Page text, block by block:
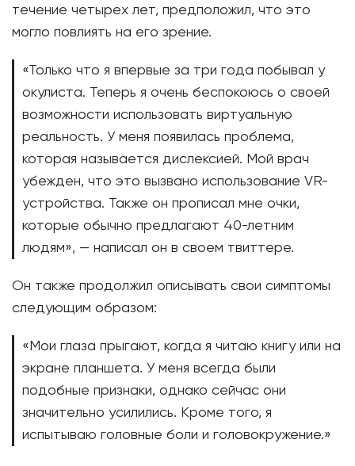
течение четырех лет, предположил, что это
могло повлиять на его зрение.
«Только что я впервые за три года побывал у
окулиста. Теперь я очень беспокоюсь о своей
возможности использовать виртуальную
реальность. У меня появилась проблема,
которая называется дислексией. Мой врач
убежден, что это вызвано использование VR-
устройства. Также он прописал мне очки,
которые обычно предлагают 40-летним
людям», — написал он в своем твиттере.
Он также продолжил описывать свои симптомы
следующим образом:
«Мои глаза прыгают, когда я читаю книгу или на
экране планшета. У меня всегда были
подобные признаки, однако сейчас они
значительно усилились. Кроме того, я
испытываю головные боли и головокружение.»